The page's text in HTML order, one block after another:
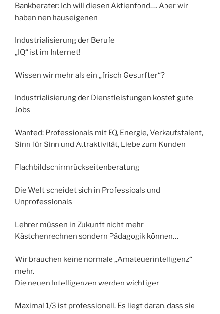
Bankberater: Ich will diesen Aktienfond…. Aber wir
haben nen hauseigenen
Industrialisierung der Berufe
„IQ“ ist im Internet!
Wissen wir mehr als ein „frisch Gesurfter“?
Industrialisierung der Dienstleistungen kostet gute
Jobs
Wanted: Professionals mit EQ, Energie, Verkaufstalent,
Sinn für Sinn und Attraktivität, Liebe zum Kunden
Flachbildschirmrückseitenberatung
Die Welt scheidet sich in Professioals und
Unprofessionals
Lehrer müssen in Zukunft nicht mehr
Kästchenrechnen sondern Pädagogik können…
Wir brauchen keine normale „Amateuerintelligenz“
mehr.
Die neuen Intelligenzen werden wichtiger.
Maximal 1/3 ist professionell. Es liegt daran, dass sie